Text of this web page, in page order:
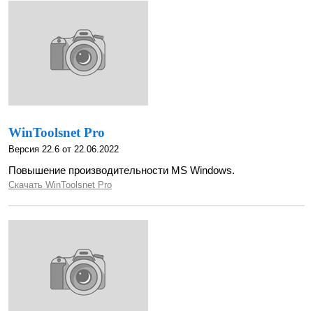
WinToolsnet Pro
Версия 22.6 от 22.06.2022
Повышение производительности MS Windows.
Скачать WinToolsnet Pro